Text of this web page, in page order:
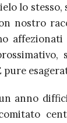
lo
nostro
affezionati
anno